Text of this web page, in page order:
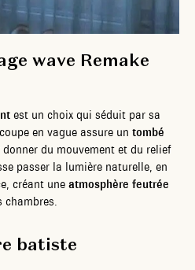
wave Remake
est un choix qui séduit par sa
coupe en vague assure un tombé
donner du mouvement et du relief
passer la lumière naturelle, en
créant une atmosphère feutrée
batiste